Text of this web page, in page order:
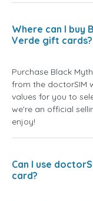
Where can I buy
Verde gift cards?
Purchase Black
from the doctorSIM
values for you to
we're an official
enjoy!
Can I use
card?